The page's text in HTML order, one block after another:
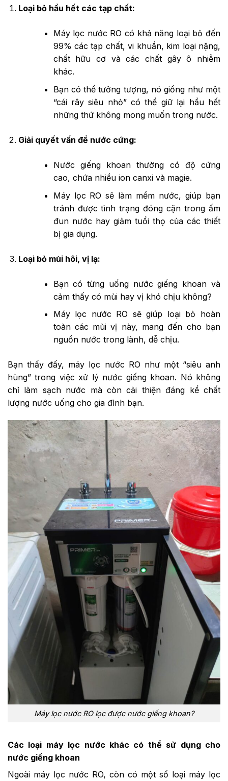
Loại bỏ hầu hết các tạp chất:
Máy lọc nước RO có khả năng loại bỏ đến
99% các tạp chất, vi khuẩn, kim loại nặng,
chất hữu cơ và các chất gây ô nhiễm
khác.
Bạn có thể tưởng tượng, nó giống như một
“cái rây siêu nhỏ” có thể giữ lại hầu hết
những thứ không mong muốn trong nước.
Giải quyết vấn đề nước cứng:
Nước giếng khoan thường có độ cứng
cao, chứa nhiều ion canxi và magie.
Máy lọc RO sẽ làm mềm nước, giúp bạn
tránh được tình trạng đóng cặn trong ấm
đun nước hay giảm tuổi thọ của các thiết
bị gia dụng.
Loại bỏ mùi hôi, vị lạ:
Bạn có từng uống nước giếng khoan và
cảm thấy có mùi hay vị khó chịu không?
Máy lọc nước RO sẽ giúp loại bỏ hoàn
toàn các mùi vị này, mang đến cho bạn
nguồn nước trong lành, dễ chịu.
Bạn thấy đấy, máy lọc nước RO như một “siêu anh
hùng” trong việc xử lý nước giếng khoan. Nó không
chỉ làm sạch nước mà còn cải thiện đáng kể chất
lượng nước uống cho gia đình bạn.
Máy lọc nước RO lọc được nước giếng khoan?
Các loại máy lọc nước khác có thể sử dụng cho
nước giếng khoan
Ngoài máy lọc nước RO, còn có một số loại máy lọc